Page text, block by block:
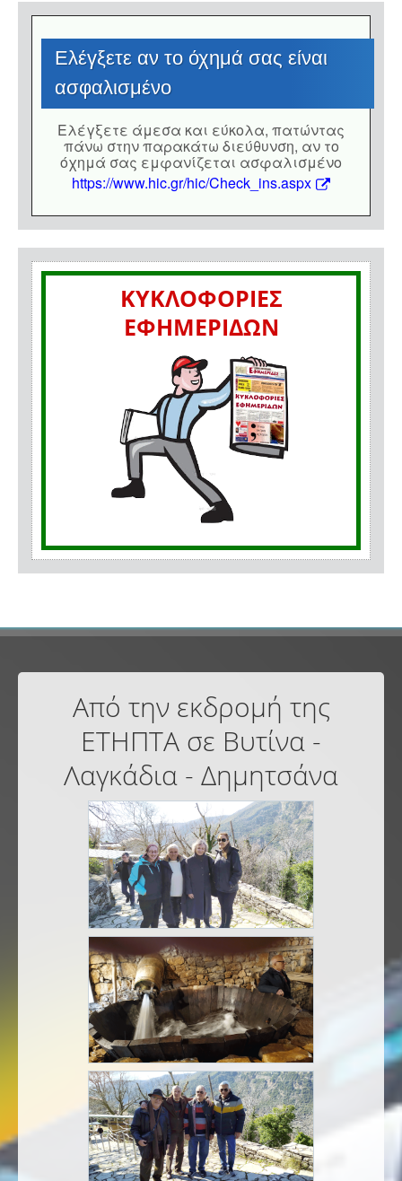
Eλέγξετε αν το όχημά σας είναι
ασφαλισμένο
Eλέγξετε άμεσα και εύκολα, πατώντας
πάνω στην παρακάτω διεύθυνση, αν το
όχημά σας εμφανίζεται ασφαλισμένο
https://www.hic.gr/hic/Check_ins.aspx
ΚΥΚΛΟΦΟΡΙΕΣ
ΕΦΗΜΕΡΙΔΩΝ
Από την εκδρομή της
ΕΤΗΠΤΑ σε Βυτίνα -
Λαγκάδια - Δημητσάνα